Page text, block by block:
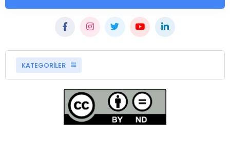
KATEGORİLER